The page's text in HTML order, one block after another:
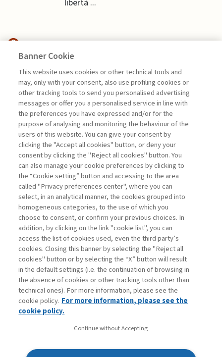
libertà ...
MANAGEMENT TIPS
GEOPOLITICA: UN ASSET PER LE
IMPRESE ...
di Marco Valigi
La consultazione dei libri è riservata esclusivamente
agli abbonati Premium
Legenda: Accedi Per registrati Per abbonati
Contatti
Abbonamenti
Archivio rubriche
Privacy
Dichiarazione di accessibilità
Banner Cookie
This website uses cookies or other technical tools and
may, only with your consent, also use profiling cookies or
other tracking tools to send you personalised advertising
messages or offer you a personalised service in line with
the preferences you have expressed and/or for the
purpose of analysing and monitoring the behaviour of the
users of this website. You can give your consent by
clicking the "Accept all cookies" button, or deny your
consent by clicking the "Reject all cookies" button. You
can also manage your cookie preferences by clicking to
the “Cookie setting” button and accessing to the area
called "Privacy preferences center", where you can
select, in an analytical manner, the cookies grouped into
homogeneous categories, to the use of which you
choose to consent, or confirm your previous choices. In
addition, by clicking on the link "cookie list", you can
access the list of cookies used, even the third party’s
cookies. Closing this banner by selecting the "Reject all
cookies" button or by selecting the “X” button will result
in the default settings (i.e. the continuation of browsing in
the absence of cookies or other tracking tools other than
technical ones). For more information, please see the
cookie policy. For more information, please see the
cookie policy.
Continue without Accepting